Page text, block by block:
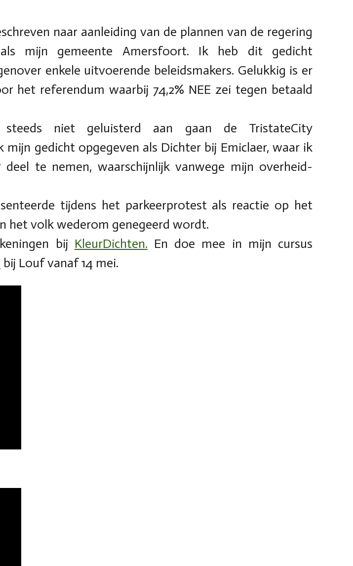
naar aanleiding van de plannen van de regering
mijn gemeente Amersfoort. Ik heb dit gedicht
enkele uitvoerende beleidsmakers. Gelukkig is er
het referendum waarbij 74,2% NEE zei tegen betaald
niet geluisterd aan gaan de TristateCity
gedicht opgegeven als Dichter bij Emiclaer, waar ik
te nemen, waarschijnlijk vanwege mijn overheid-
tijdens het parkeerprotest als reactie op het
het volk wederom genegeerd wordt.
bij KleurDichten. En doe mee in mijn cursus
bij Louf vanaf 14 mei.